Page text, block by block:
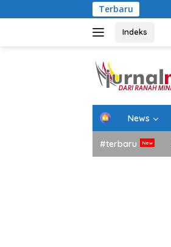
ke
Terbaru
Indeks
H
m
e
News
#terbaru